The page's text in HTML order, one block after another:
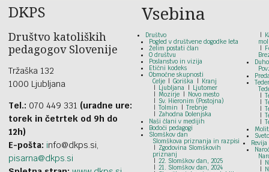
DKPS
Društvo katoliških
pedagogov Slovenije
Tržaška 132
1000 Ljubljana
Tel.: 070 449 331 (uradne ure:
torek in četrtek od 9h do
12h)
E-pošta: info@dkps.si,
pisarna@dkps.si
Vsebina
Društvo
Pogled v društvene dogodke leta
Želim postati član
O društvu
Poslanstvo in vizija
Etični kodeks
Območne skupnosti
Celje
Goriška
Kranj
Ljubljana
Ljutomer
Mozirje
Novo mesto
Sv. Hieronim (Postojna)
Tolmin
Trebnje
Zahodna Dolenjska
Naši člani v medijih
Bodoči pedagogi
Slomškov dan
Slomškova priznanja in razpisi
Zgodovina Slomškovih
priznanj
22. Slomškov dan, 2025
21. Slomškov dan, 2024